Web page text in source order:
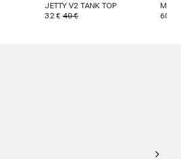
JETTY V2 TANK TOP
32 €40 €
60 €